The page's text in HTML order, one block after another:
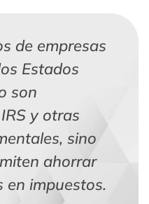
de empresas
Estados
son
y otras
sino
ahorrar
en impuestos.